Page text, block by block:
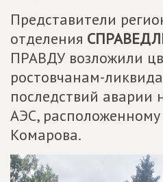
Представители
отделения
ПРАВДУ возложили
ростовчанам-
последствий аварии
АЭС, расположенному
Комарова.